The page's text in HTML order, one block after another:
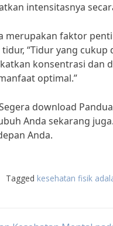
intensitasnya
merupakan faktor
“Tidur yang
konsentrasi dan
optimal.”
download
Anda sekarang
Anda.
Tagged kesehatan fisik